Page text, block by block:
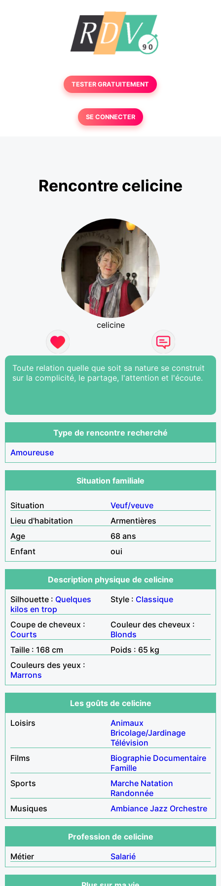
TESTER GRATUITEMENT
SE CONNECTER
Rencontre celicine
celicine
Toute relation quelle que soit sa nature se construit
sur la complicité, le partage, l'attention et l'écoute.
Type de rencontre recherché
Amoureuse
Situation familiale
Situation
Veuf/veuve
Lieu d'habitation
Armentières
Age
68 ans
Enfant
oui
Description physique de celicine
Silhouette : Quelques
kilos en trop
Style : Classique
Coupe de cheveux :
Courts
Couleur des cheveux :
Blonds
Taille : 168 cm
Poids : 65 kg
Couleurs des yeux :
Marrons
Les goûts de celicine
Loisirs
Animaux
Bricolage/Jardinage
Télévision
Films
Biographie Documentaire
Famille
Sports
Marche Natation
Randonnée
Musiques
Ambiance Jazz Orchestre
Profession de celicine
Métier
Salarié